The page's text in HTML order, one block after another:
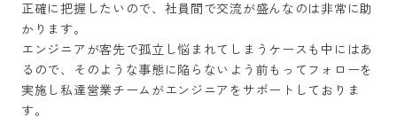
正確に把握したいので、社員間で交流が盛んなのは非常に助
かります。
エンジニアが客先で孤立し悩まれてしまうケースも中にはあ
るので、そのような事態に陥らないよう前もってフォローを
実施し私達営業チームがエンジニアをサポートしておりま
す。